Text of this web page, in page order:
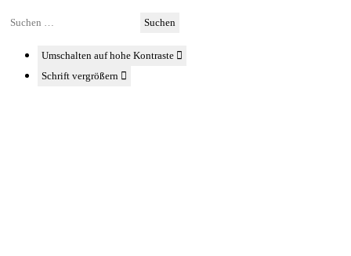
Suchen
Umschalten auf hohe Kontraste
Schrift vergrößern